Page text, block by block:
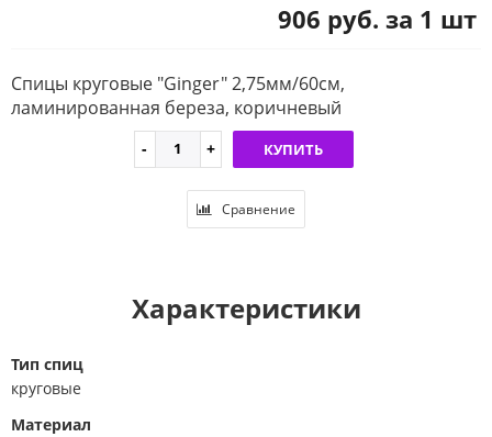
906 руб. за 1 шт
Спицы круговые "Ginger" 2,75мм/60см,
ламинированная береза, коричневый
КУПИТЬ
Сравнение
Характеристики
Тип спиц
круговые
Материал